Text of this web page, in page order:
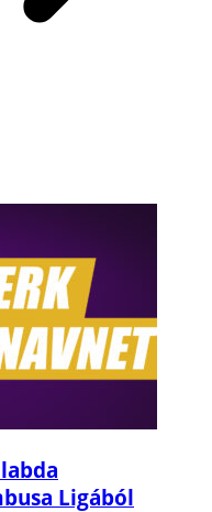
Ligából